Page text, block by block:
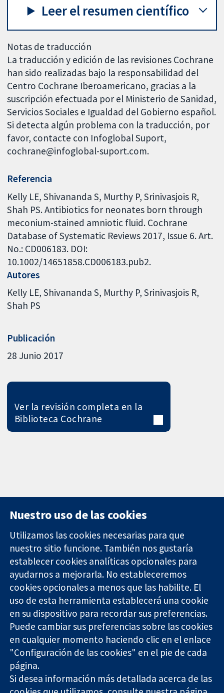
Leer el resumen científico
Notas de traducción
La traducción y edición de las revisiones Cochrane
han sido realizadas bajo la responsabilidad del
Centro Cochrane Iberoamericano, gracias a la
suscripción efectuada por el Ministerio de Sanidad,
Servicios Sociales e Igualdad del Gobierno español.
Si detecta algún problema con la traducción, por
favor, contacte con Infoglobal Suport,
cochrane@infoglobal-suport.com.
Referencia
Kelly LE, Shivananda S, Murthy P, Srinivasjois R,
Shah PS. Antibiotics for neonates born through
meconium-stained amniotic fluid. Cochrane
Database of Systematic Reviews 2017, Issue 6. Art.
No.: CD006183. DOI:
10.1002/14651858.CD006183.pub2.
Autores
Kelly LE Shivananda S Murthy P Srinivasjois R
Shah PS
Publicación
28 Junio 2017
Ver la revisión completa en la
Biblioteca Cochrane
Evidencia fiable.
Decisiones
informadas.
Mejor salud.
11-13 Cavendish
Square
Londres
W1G 0AN
Reino Unido
Contacto
Noticias
Prensa
Sobre
nosotros
Empleo
Cochrane
Library
The Cochrane Collaboration is a charity (no. 1045921) and a
company limited by guarantee (no. 03044323) registered in
England & Wales. VAT registration number GB 718 2127 49.
Nuestro uso de las cookies
Utilizamos las cookies necesarias para que
nuestro sitio funcione. También nos gustaría
establecer cookies analíticas opcionales para
ayudarnos a mejorarla. No estableceremos
cookies opcionales a menos que las habilite. El
uso de esta herramienta establecerá una cookie
en su dispositivo para recordar sus preferencias.
Puede cambiar sus preferencias sobre las cookies
en cualquier momento haciendo clic en el enlace
"Configuración de las cookies" en el pie de cada
página.
Si desea información más detallada acerca de las